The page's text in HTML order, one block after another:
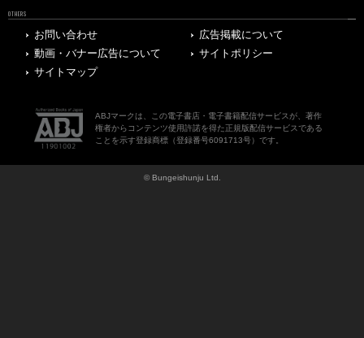
OTHERS
お問い合わせ
広告掲載について
動画・バナー広告について
サイトポリシー
サイトマップ
ABJマークは、この電子書店・電子書籍配信サービスが、著作
権者からコンテンツ使用許諾を得た正規版配信サービスである
ことを示す登録商標（登録番号6091713号）です。
© Bungeishunju Ltd.